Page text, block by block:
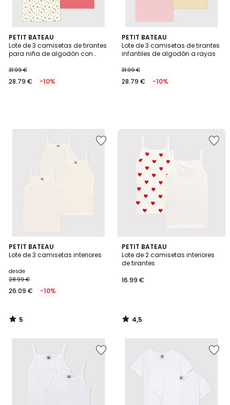
PETIT BATEAU
Lote de 3 camisetas de tirantes
para niña de algodón con
31.99 €
28.79 € -10%
PETIT BATEAU
Lote de 3 camisetas de tirantes
infantiles de algodón a rayas
31.99 €
28.79 € -10%
PETIT BATEAU
Lote de 3 camisetas interiores
desde
28.99 €
26.09 € -10%
5
/
5
/
PETIT BATEAU
Lote de 2 camisetas interiores
de tirantes
16.99 €
4,5
/ 5
4,5
/